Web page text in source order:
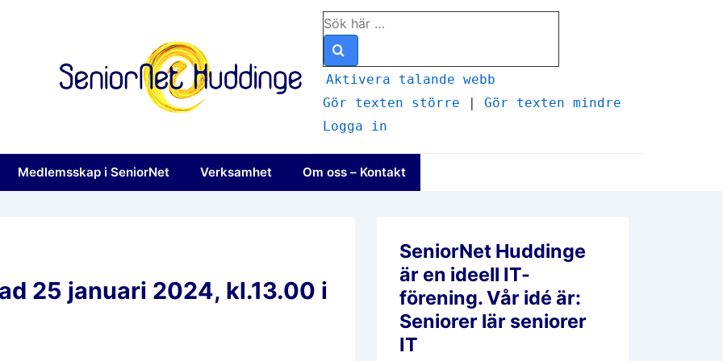
Sök
efter:
Aktivera talande webb
Gör texten större | Gör texten mindre
Logga in
Medlemsskap i SeniorNet Verksamhet Om oss – Kontakt
25 januari 2024, kl.13.00 i
SeniorNet Huddinge
är en ideell IT-
förening. Vår idé är:
Seniorer lär seniorer
IT